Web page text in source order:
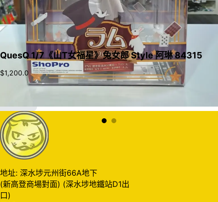
QuesQ 1/7《山T女福星》兔女郎 Style 阿琳 84315
$1,200.0
地址: 深水埗元州街66A地下
(新高登商場對面) (深水埗地鐵站D1出
口)